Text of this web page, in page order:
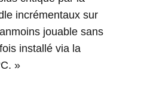
incrémentaux sur
jouable sans
installé via la
»